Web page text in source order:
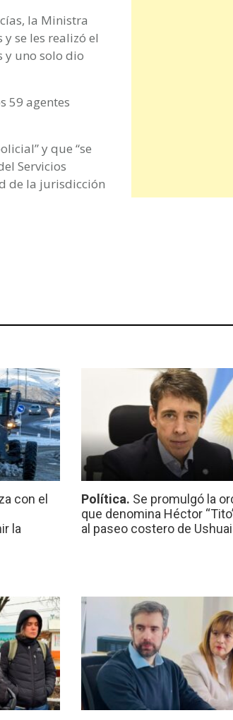
la Ministra
se les realizó el
y uno solo dio
59 agentes
y que “se
Servicios
de la jurisdicción
con el
la
Política. Se promulgó la
que denomina Héctor
al paseo costero de